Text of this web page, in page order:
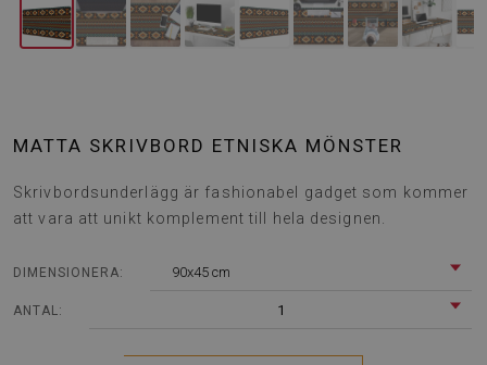
MATTA SKRIVBORD ETNISKA MÖNSTER
Skrivbordsunderlägg är fashionabel gadget som kommer
att vara att unikt komplement till hela designen.
DIMENSIONERA: 90x45 cm
ANTAL: 1